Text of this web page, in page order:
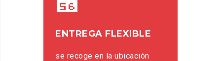
ENTREGA FLEXIBLE
se recoge en la ubicación